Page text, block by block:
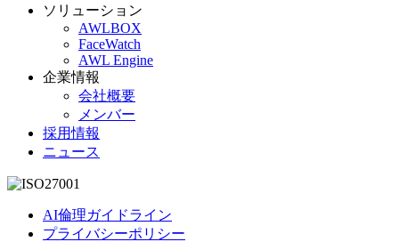
ソリューション
AWLBOX
FaceWatch
AWL Engine
企業情報
会社概要
メンバー
採用情報
ニュース
AI倫理ガイドライン
プライバシーポリシー